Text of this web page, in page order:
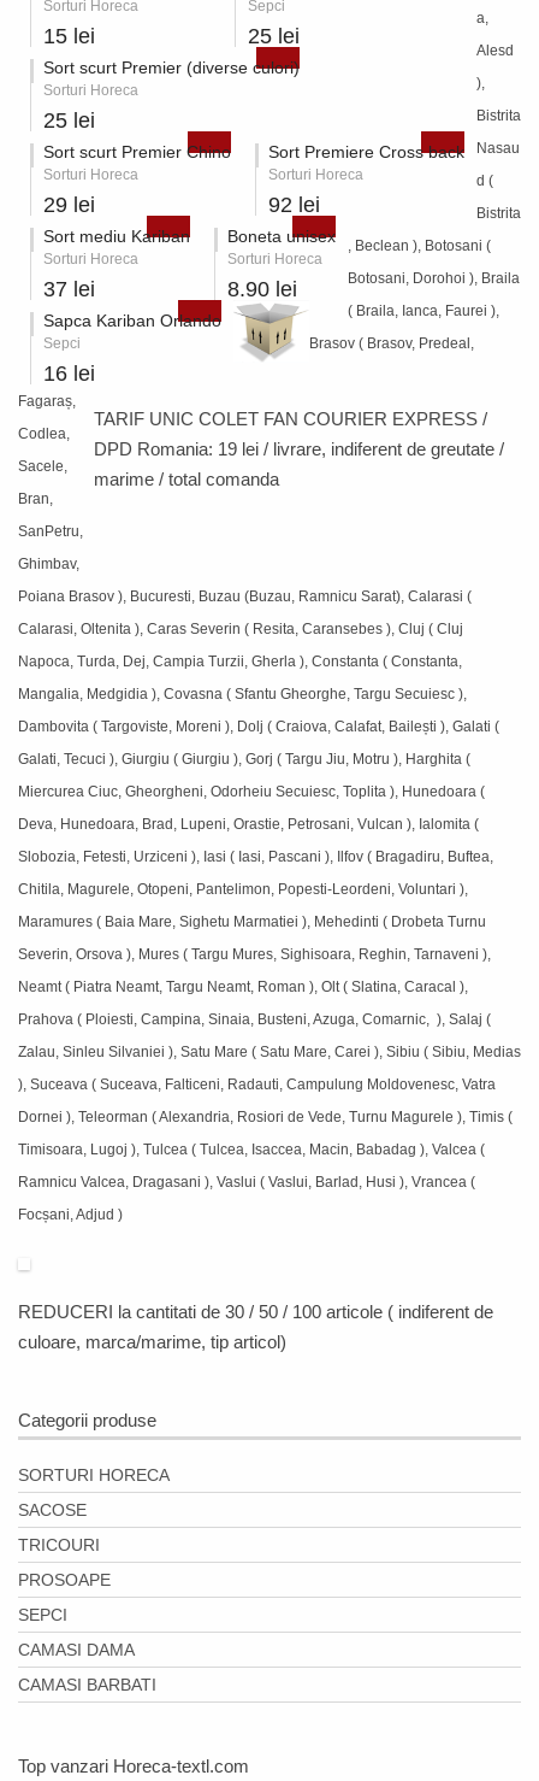
Sorturi Horeca
15 lei
Sepci
25 lei
Sort scurt Premier (diverse culori)
Sorturi Horeca
25 lei
Sort scurt Premier Chino
Sorturi Horeca
29 lei
Sort Premiere Cross back
Sorturi Horeca
92 lei
Sort mediu Kariban
Sorturi Horeca
37 lei
Boneta unisex
Sorturi Horeca
8.90 lei
Sapca Kariban Orlando
Sepci
16 lei
TARIF UNIC COLET FAN COURIER EXPRESS /
DPD Romania: 19 lei / livrare, indiferent de greutate /
marime / total comanda
a,
Alesd
),
Bistrita
Nasau
d (
Bistrita
, Beclean ), Botosani (
Botosani, Dorohoi ), Braila
( Braila, Ianca, Faurei ),
Brasov ( Brasov, Predeal,
Fagaraș,
Codlea,
Sacele,
Bran,
SanPetru,
Ghimbav,
Poiana Brasov ), Bucuresti, Buzau (Buzau, Ramnicu Sarat), Calarasi (
Calarasi, Oltenita ), Caras Severin ( Resita, Caransebes ), Cluj ( Cluj
Napoca, Turda, Dej, Campia Turzii, Gherla ), Constanta ( Constanta,
Mangalia, Medgidia ), Covasna ( Sfantu Gheorghe, Targu Secuiesc ),
Dambovita ( Targoviste, Moreni ), Dolj ( Craiova, Calafat, Bailești ), Galati (
Galati, Tecuci ), Giurgiu ( Giurgiu ), Gorj ( Targu Jiu, Motru ), Harghita (
Miercurea Ciuc, Gheorgheni, Odorheiu Secuiesc, Toplita ), Hunedoara (
Deva, Hunedoara, Brad, Lupeni, Orastie, Petrosani, Vulcan ), Ialomita (
Slobozia, Fetesti, Urziceni ), Iasi ( Iasi, Pascani ), Ilfov ( Bragadiru, Buftea,
Chitila, Magurele, Otopeni, Pantelimon, Popesti-Leordeni, Voluntari ),
Maramures ( Baia Mare, Sighetu Marmatiei ), Mehedinti ( Drobeta Turnu
Severin, Orsova ), Mures ( Targu Mures, Sighisoara, Reghin, Tarnaveni ),
Neamt ( Piatra Neamt, Targu Neamt, Roman ), Olt ( Slatina, Caracal ),
Prahova ( Ploiesti, Campina, Sinaia, Busteni, Azuga, Comarnic, ), Salaj (
Zalau, Sinleu Silvaniei ), Satu Mare ( Satu Mare, Carei ), Sibiu ( Sibiu, Medias
), Suceava ( Suceava, Falticeni, Radauti, Campulung Moldovenesc, Vatra
Dornei ), Teleorman ( Alexandria, Rosiori de Vede, Turnu Magurele ), Timis (
Timisoara, Lugoj ), Tulcea ( Tulcea, Isaccea, Macin, Babadag ), Valcea (
Ramnicu Valcea, Dragasani ), Vaslui ( Vaslui, Barlad, Husi ), Vrancea (
Focșani, Adjud )
REDUCERI la cantitati de 30 / 50 / 100 articole ( indiferent de
culoare, marca/marime, tip articol)
Categorii produse
SORTURI HORECA
SACOSE
TRICOURI
PROSOAPE
SEPCI
CAMASI DAMA
CAMASI BARBATI
Top vanzari Horeca-textl.com